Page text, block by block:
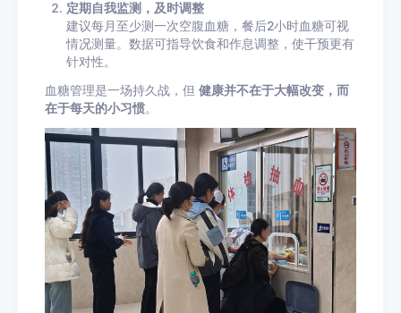
定期自我监测，及时调整
建议每月至少测一次空腹血糖，餐后2小时血糖可视
情况测量。数据可指导饮食和作息调整，使干预更有
针对性。
血糖管理是一场持久战，但 健康并不在于大幅改变，而
在于每天的小习惯。